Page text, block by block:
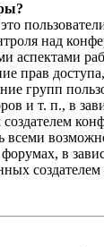
над
аспектами
прав
групп
и т. п., в
всеми
в